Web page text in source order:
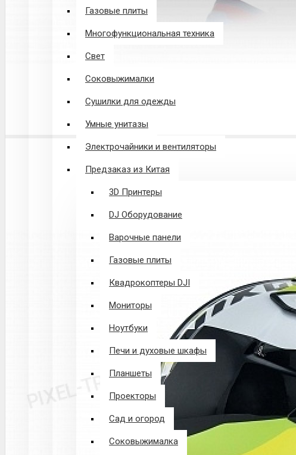
Газовые плиты
Многофункциональная техника
Свет
Соковыжималки
Сушилки для одежды
Умные унитазы
Электрочайники и вентиляторы
Предзаказ из Китая
3D Принтеры
DJ Оборудование
Варочные панели
Газовые плиты
Квадрокоптеры DJI
Мониторы
Ноутбуки
Печи и духовые шкафы
Планшеты
Проекторы
Сад и огород
Соковыжималка